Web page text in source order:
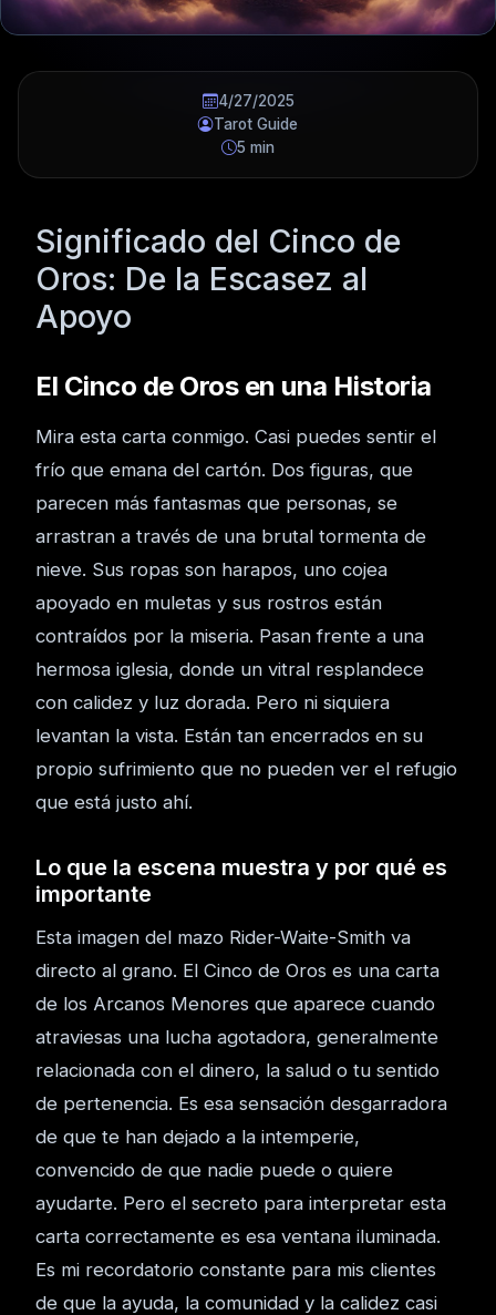
4/27/2025
Tarot Guide
5 min
Significado del Cinco de
Oros: De la Escasez al
Apoyo
El Cinco de Oros en una Historia
Mira esta carta conmigo. Casi puedes sentir el
frío que emana del cartón. Dos figuras, que
parecen más fantasmas que personas, se
arrastran a través de una brutal tormenta de
nieve. Sus ropas son harapos, uno cojea
apoyado en muletas y sus rostros están
contraídos por la miseria. Pasan frente a una
hermosa iglesia, donde un vitral resplandece
con calidez y luz dorada. Pero ni siquiera
levantan la vista. Están tan encerrados en su
propio sufrimiento que no pueden ver el refugio
que está justo ahí.
Lo que la escena muestra y por qué es
importante
Esta imagen del mazo Rider-Waite-Smith va
directo al grano. El Cinco de Oros es una carta
de los Arcanos Menores que aparece cuando
atraviesas una lucha agotadora, generalmente
relacionada con el dinero, la salud o tu sentido
de pertenencia. Es esa sensación desgarradora
de que te han dejado a la intemperie,
convencido de que nadie puede o quiere
ayudarte. Pero el secreto para interpretar esta
carta correctamente es esa ventana iluminada.
Es mi recordatorio constante para mis clientes
de que la ayuda, la comunidad y la calidez casi